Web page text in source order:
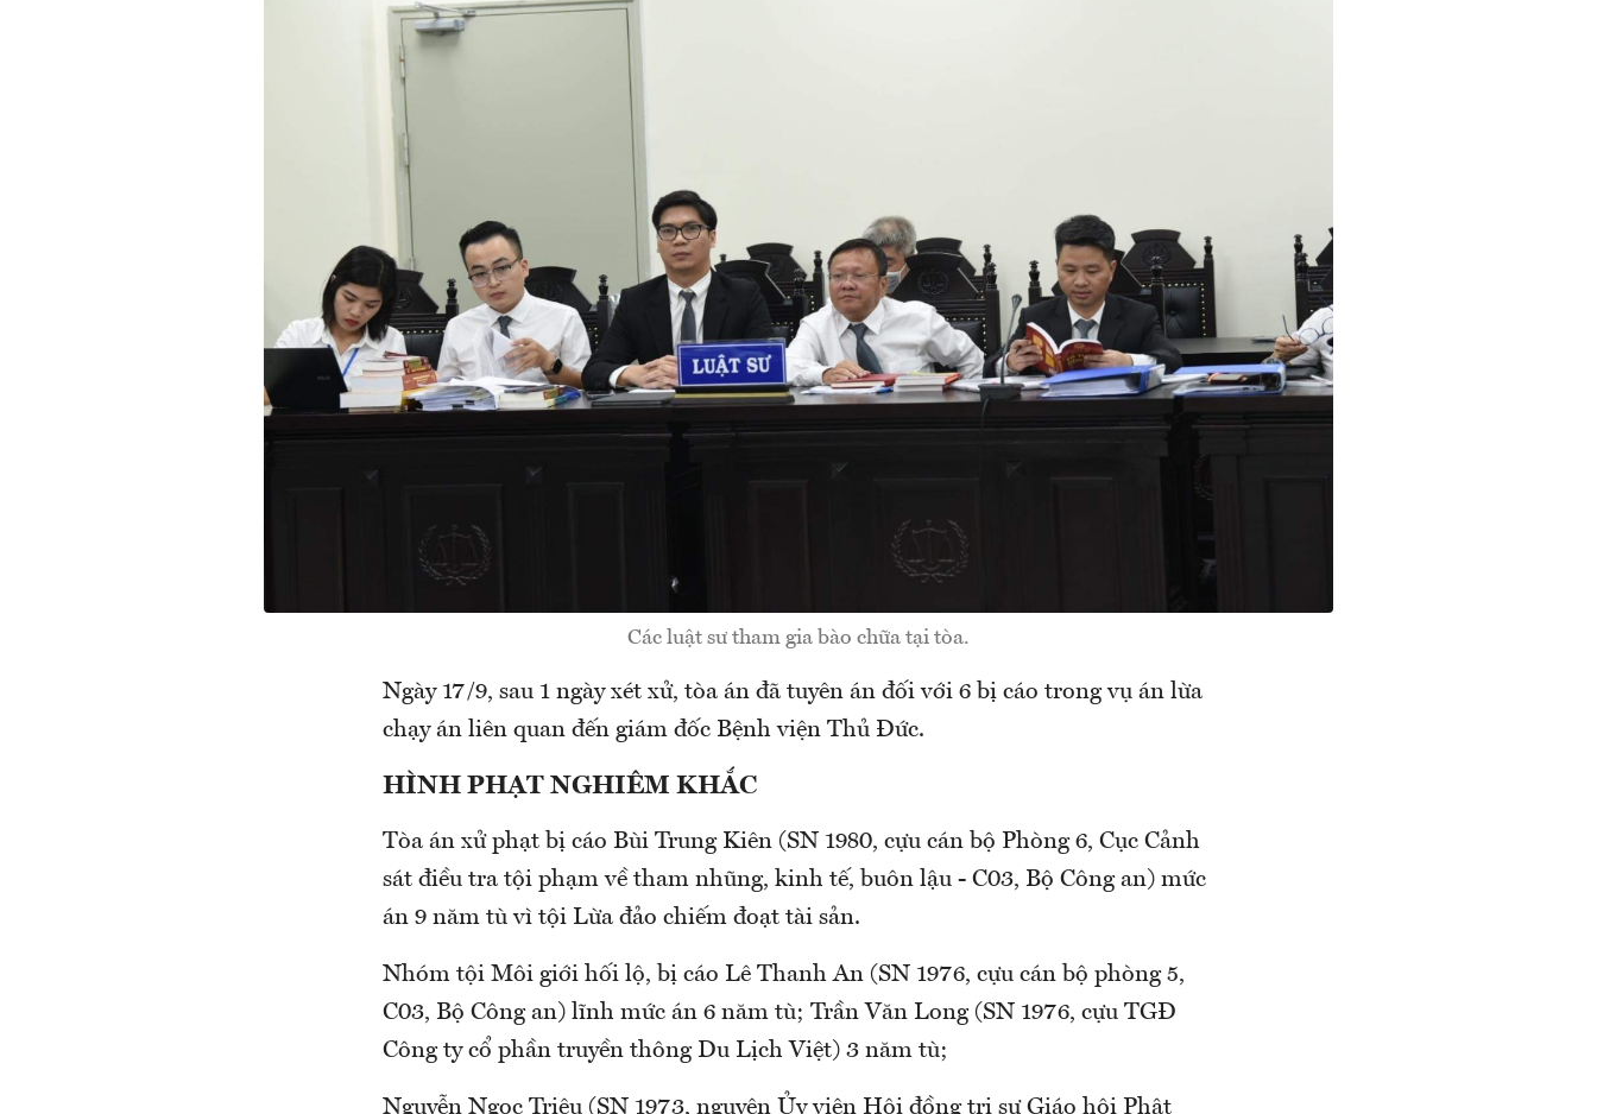
Các luật sư tham gia bào chữa tại tòa.
Ngày 17/9, sau 1 ngày xét xử, tòa án đã tuyên án đối với 6 bị cáo trong vụ án lừa
chạy án liên quan đến giám đốc Bệnh viện Thủ Đức.
HÌNH PHẠT NGHIÊM KHẮC
Tòa án xử phạt bị cáo Bùi Trung Kiên (SN 1980, cựu cán bộ Phòng 6, Cục Cảnh
sát điều tra tội phạm về tham nhũng, kinh tế, buôn lậu - C03, Bộ Công an) mức
án 9 năm tù vì tội Lừa đảo chiếm đoạt tài sản.
Nhóm tội Môi giới hối lộ, bị cáo Lê Thanh An (SN 1976, cựu cán bộ phòng 5,
C03, Bộ Công an) lĩnh mức án 6 năm tù; Trần Văn Long (SN 1976, cựu TGĐ
Công ty cổ phần truyền thông Du Lịch Việt) 3 năm tù;
Nguyễn Ngọc Triệu (SN 1973, nguyên Ủy viên Hội đồng trị sự Giáo hội Phật